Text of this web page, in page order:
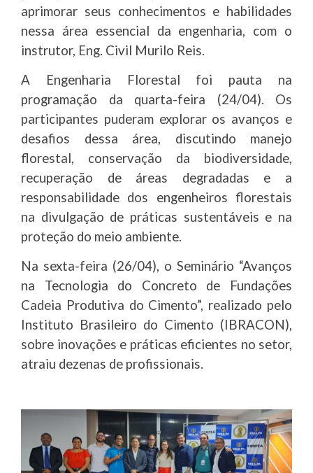
aprimorar seus conhecimentos e habilidades
nessa área essencial da engenharia, com o
instrutor, Eng. Civil Murilo Reis.
A Engenharia Florestal foi pauta na
programação da quarta-feira (24/04). Os
participantes puderam explorar os avanços e
desafios dessa área, discutindo manejo
florestal, conservação da biodiversidade,
recuperação de áreas degradadas e a
responsabilidade dos engenheiros florestais
na divulgação de práticas sustentáveis e na
proteção do meio ambiente.
Na sexta-feira (26/04), o Seminário “Avanços
na Tecnologia do Concreto de Fundações
Cadeia Produtiva do Cimento”, realizado pelo
Instituto Brasileiro do Cimento (IBRACON),
sobre inovações e práticas eficientes no setor,
atraiu dezenas de profissionais.